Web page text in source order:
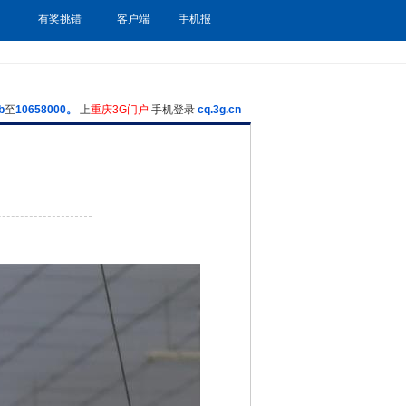
有奖挑错 客户端 手机报
至10658000。 上重庆3G门户 手机登录 cq.3g.cn